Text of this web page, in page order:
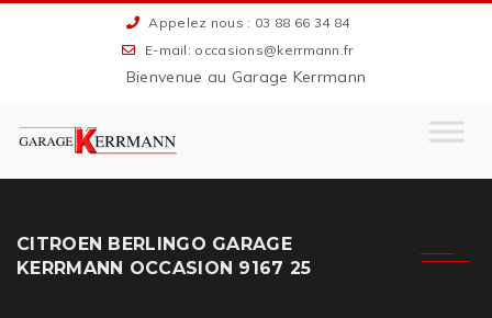
Appelez nous : 03 88 66 34 84
E-mail: occasions@kerrmann.fr
Bienvenue au Garage Kerrmann
CITROEN BERLINGO GARAGE
KERRMANN OCCASION 9167 25